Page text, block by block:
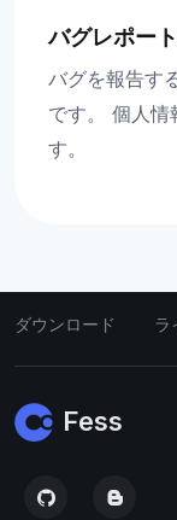
バグレポー
バグを報告す
です。 個人情
す。
ダウンロード ラ
Fess